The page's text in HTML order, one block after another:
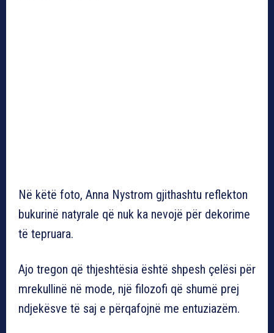
Në këtë foto, Anna Nystrom gjithashtu reflekton
bukurinë natyrale që nuk ka nevojë për dekorime
të tepruara.
Ajo tregon që thjeshtësia është shpesh çelësi për
mrekullinë në mode, një filozofi që shumë prej
ndjekësve të saj e përqafojnë me entuziazëm.